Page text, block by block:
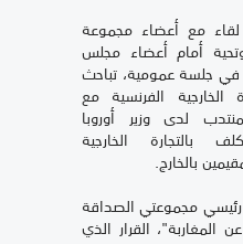
مع أعضاء مجموعة
أمام أعضاء مجلس
في جلسة عمومية، تباحث
الخارجية الفرنسية مع
لدى وزير أوروبا
بالتجارة الخارجية
بالخارج.
رئيسي مجموعتي الصداقة
المغاربة"، القرار الذي